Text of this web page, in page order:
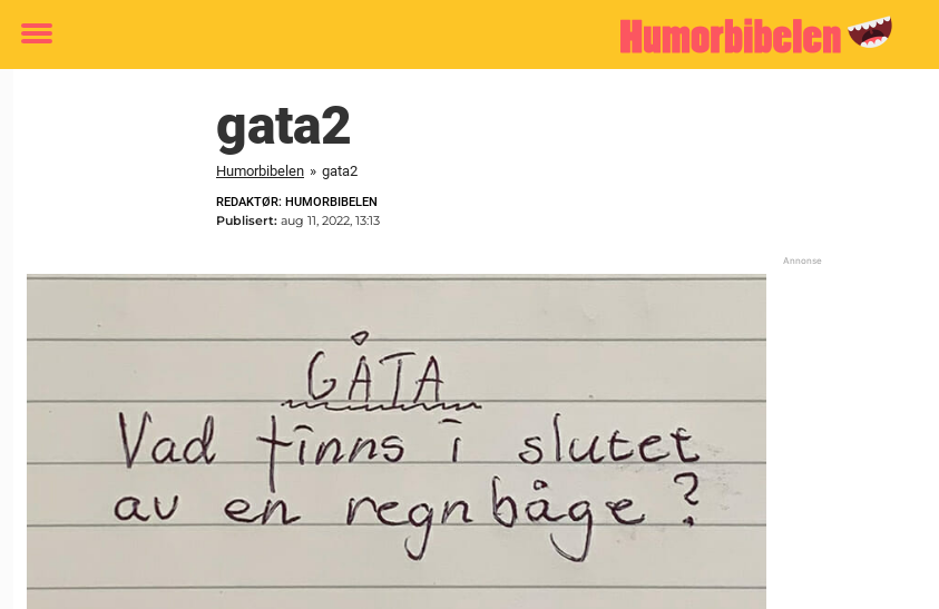
Toggle
gata2
Humorbibelen » gata2
REDAKTØR: HUMORBIBELEN
Publisert: aug 11, 2022, 13:13